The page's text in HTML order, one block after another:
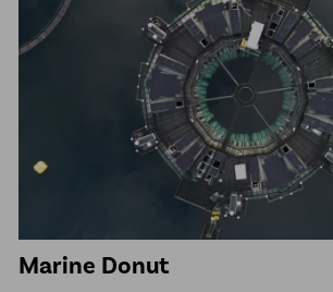
Marine Donut